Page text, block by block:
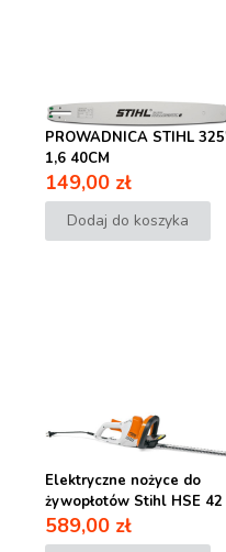
PROWADNICA STIHL
1,6 40CM
149,00 zł
Dodaj do koszyka
Elektryczne nożyce do
żywopłotów Stihl HSE 42
589,00 zł